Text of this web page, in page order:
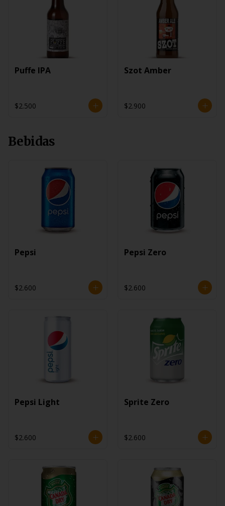
Puffe IPA
$2.500
Szot Amber
$2.900
Bebidas
Pepsi
$2.600
Pepsi Zero
$2.600
Pepsi Light
$2.600
Sprite Zero
$2.600